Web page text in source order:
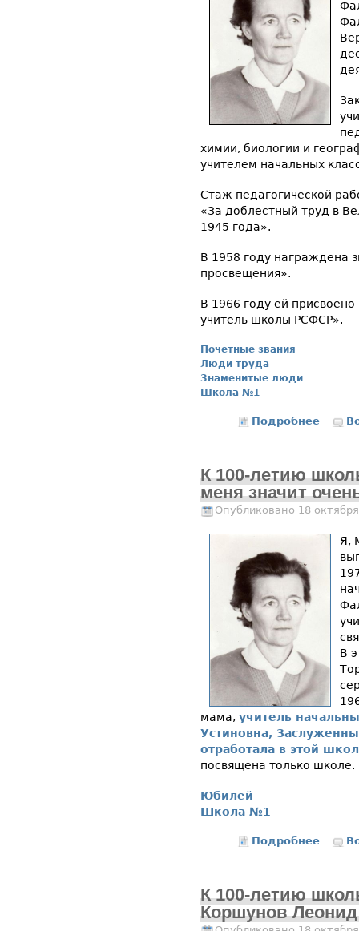
химии, биологии и
учителем начальных
Стаж педагогической
«За доблестный труд в
1945 года».
В 1958 году награждена
просвещения».
В 1966 году ей
учитель школы РСФСР».
Почетные звания
Люди труда
Знаменитые люди
Школа №1
Подробнее о
К 100-летию
меня значит
Опубликовано 18
Я,
В
мама, учитель
Устиновна,
отработала в этой
посвящена только школе.
Юбилей
Школа №1
Подробнее о К
К 100-летию
Коршунов